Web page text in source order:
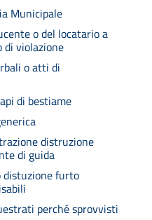
Municipale
o del locatario a
di violazione
o atti di
di bestiame
distruzione
di guida
distuzione furto
perché sprovvisti